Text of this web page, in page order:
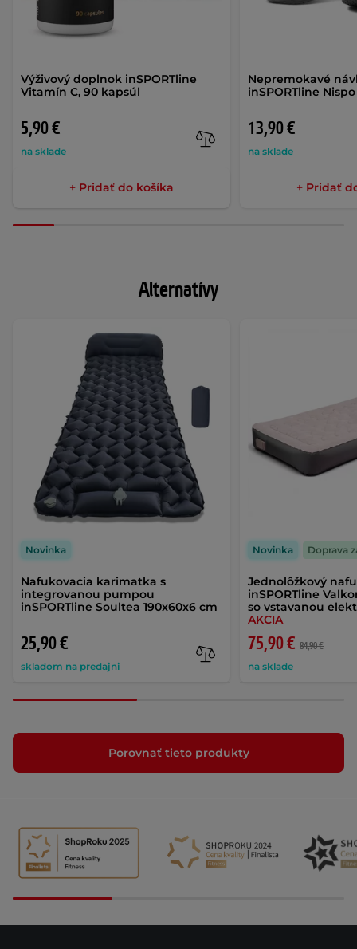
Výživový doplnok inSPORTline
Vitamín C, 90 kapsúl
5,90 €
na sklade
+ Pridať do košíka
Nepremokavé
inSPORTline Nispo
13,90 €
na sklade
+ Pridať
Alternatívy
Nafukovacia karimatka s
integrovanou pumpou
inSPORTline Soultea 190x60x6 cm
25,90 €
skladom na predajni
Novinka
Jednolôžkový
inSPORTline
so vstavanou
AKCIA
75,90 € 84,90 €
na sklade
Novinka Doprava
Porovnať tieto produkty